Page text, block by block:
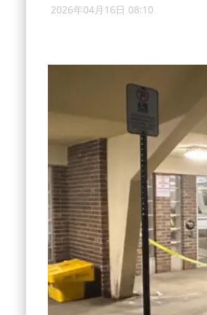
2026年04月16日 08:10